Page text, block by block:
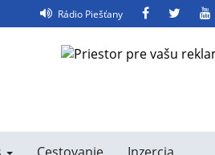
Rádio Piešťany FacebookTwitter